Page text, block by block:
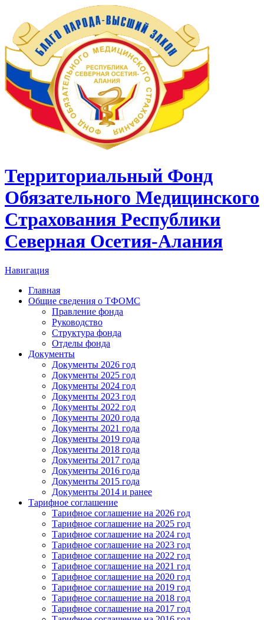
Территориальный Фонд
Обязательного Медицинского
Страхования Республики
Северная Осетия-Алания
Навигация
Главная
Общие сведения о ТФОМС
Правление фонда
Руководство
Структура фонда
Отделы фонда
Документы
Документы 2026 год
Документы 2025 год
Документы 2024 год
Документы 2023 год
Документы 2022 год
Документы 2020 года
Документы 2021 года
Документы 2019 года
Документы 2018 года
Документы 2017 года
Документы 2016 года
Документы 2015 года
Документы 2014 и ранее
Тарифное соглашение
Тарифное соглашение на 2026 год
Тарифное соглашение на 2025 год
Тарифное соглашение на 2024 год
Тарифное соглашение на 2023 год
Тарифное соглашение на 2022 год
Тарифное соглашение на 2021 год
Тарифное соглашение на 2020 год
Тарифное соглашение на 2019 год
Тарифное соглашение на 2018 год
Тарифное соглашение на 2017 год